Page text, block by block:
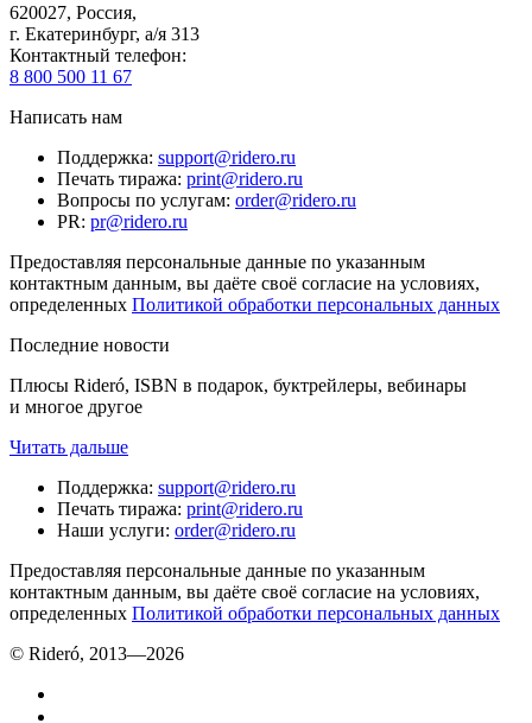
620027, Россия,
г. Екатеринбург, а/я 313
Контактный телефон:
8 800 500 11 67
Написать нам
Поддержка: support@ridero.ru
Печать тиража: print@ridero.ru
Вопросы по услугам: order@ridero.ru
PR: pr@ridero.ru
Предоставляя персональные данные по указанным
контактным данным, вы даёте своё согласие на условиях,
определенных Политикой обработки персональных данных
Последние новости
Плюсы Rideró, ISBN в подарок, буктрейлеры, вебинары
и многое другое
Читать дальше
Поддержка: support@ridero.ru
Печать тиража: print@ridero.ru
Наши услуги: order@ridero.ru
Предоставляя персональные данные по указанным
контактным данным, вы даёте своё согласие на условиях,
определенных Политикой обработки персональных данных
© Rideró, 2013—2026